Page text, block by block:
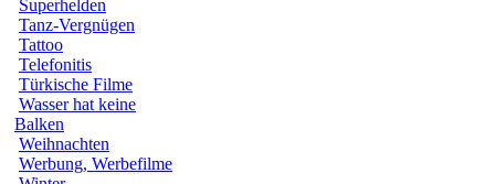
Superhelden
Tanz-Vergnügen
Tattoo
Telefonitis
Türkische Filme
Wasser hat keine
Balken
Weihnachten
Werbung, Werbefilme